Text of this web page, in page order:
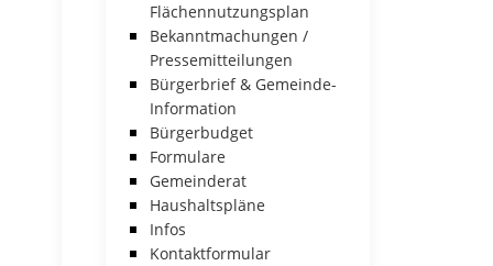
Flächennutzungsplan
Bekanntmachungen /
Pressemitteilungen
Bürgerbrief & Gemeinde-
Information
Bürgerbudget
Formulare
Gemeinderat
Haushaltspläne
Infos
Kontaktformular